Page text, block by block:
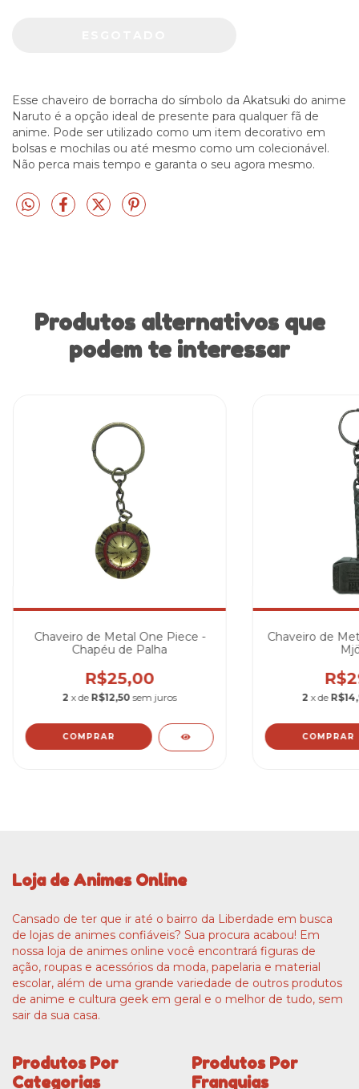
Esse chaveiro de borracha do símbolo da Akatsuki do anime
Naruto é a opção ideal de presente para qualquer fã de
anime. Pode ser utilizado como um item decorativo em
bolsas e mochilas ou até mesmo como um colecionável.
Não perca mais tempo e garanta o seu agora mesmo.
Produtos alternativos que
podem te interessar
Chaveiro de Metal One Piece -
Chapéu de Palha
R$25,00
2 x de R$12,50 sem juros
Chaveiro de
2 x de
Loja de Animes Online
Cansado de ter que ir até o bairro da Liberdade em busca
de lojas de animes confiáveis? Sua procura acabou! Em
nossa loja de animes online você encontrará figuras de
ação, roupas e acessórios da moda, papelaria e material
escolar, além de uma grande variedade de outros produtos
de anime e cultura geek em geral e o melhor de tudo, sem
sair da sua casa.
Produtos Por
Categorias
Produtos Por
Franquias